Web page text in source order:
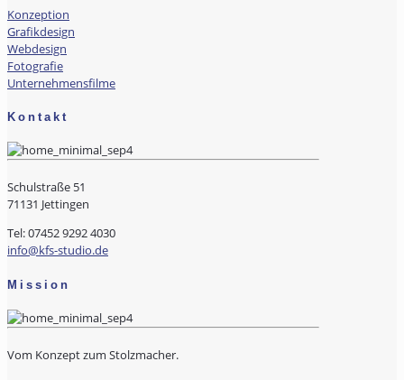
Konzeption
Grafikdesign
Webdesign
Fotografie
Unternehmensfilme
Kontakt
Schulstraße 51
71131 Jettingen
Tel: 07452 9292 4030
info@kfs-studio.de
Mission
Vom Konzept zum Stolzmacher.